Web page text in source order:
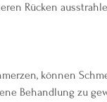
Rücken
können
Behandlung zu